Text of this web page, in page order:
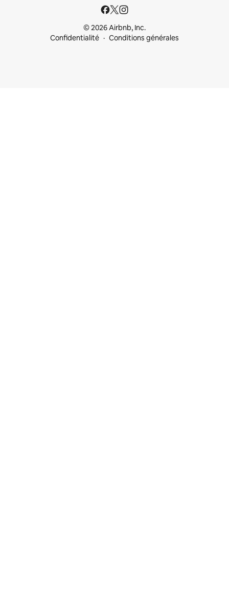
© 2026 Airbnb, Inc.
Confidentialité
Conditions générales